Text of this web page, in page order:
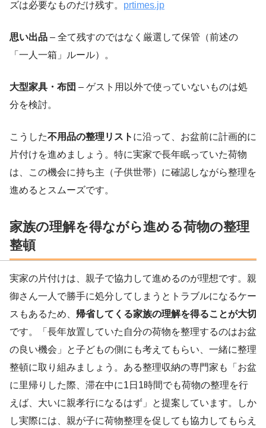
ズは必要なものだけ残す。 prtimes.jp
思い出品 – 全て残すのではなく厳選して保管（前述の
「一人一箱」ルール）。
大型家具・布団 – ゲスト用以外で使っていないものは処
分を検討。
こうした不用品の整理リスト に沿って、お盆前に計画的に
片付けを進めましょう。特に実家で長年眠っていた荷物
は、この機会に持ち主（子供世帯）に確認しながら整理を
進めるとスムーズです。
家族の理解を得ながら進める荷物の整理
整頓
実家の片付けは、親子で協力して進めるのが理想です。親
御さん一人で勝手に処分してしまうとトラブルになるケー
スもあるため、 帰省してくる家族の理解を得ることが大切
です。「長年放置していた自分の荷物を整理するのはお盆
の良い機会」と子どもの側にも考えてもらい、一緒に整理
整頓に取り組みましょう。ある整理収納の専門家も「お盆
に里帰りした際、滞在中に1日1時間でも荷物の整理を行
えば、大いに親孝行になるはず」と提案しています。しか
し実際には、親が子に荷物整理を促しても協力してもらえ